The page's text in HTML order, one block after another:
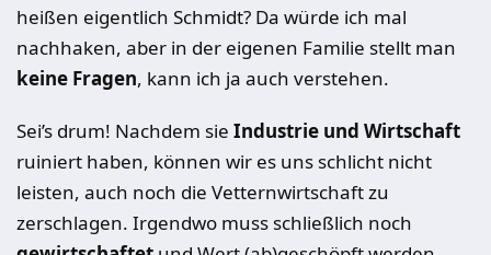
heißen eigentlich Schmidt? Da würde ich mal
nachhaken, aber in der eigenen Familie stellt man
keine Fragen, kann ich ja auch verstehen.
Sei’s drum! Nachdem sie Industrie und Wirtschaft
ruiniert haben, können wir es uns schlicht nicht
leisten, auch noch die Vetternwirtschaft zu
zerschlagen. Irgendwo muss schließlich noch